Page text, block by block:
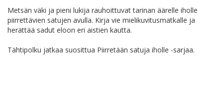
Metsän väki ja pieni lukija rauhoittuvat tarinan äärelle iholle
piirrettävien satujen avulla. Kirja vie mielikuvitusmatkalle ja
herättää sadut eloon eri aistien kautta.
Tähtipolku jatkaa suosittua Piirretään satuja iholle -sarjaa.